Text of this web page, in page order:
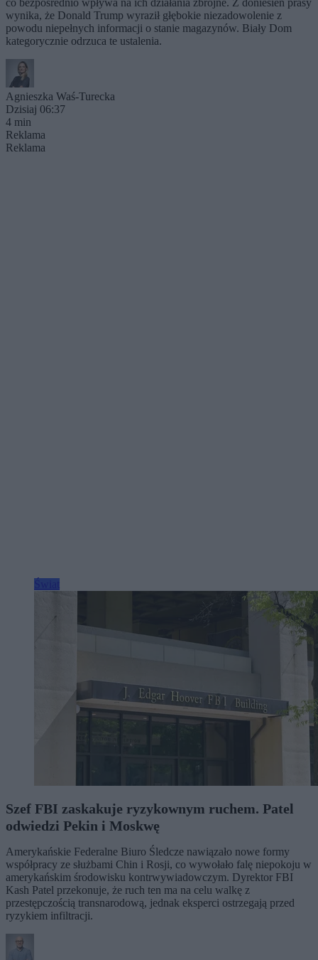
co bezpośrednio wpływa na ich działania zbrojne. Z doniesień prasy
wynika, że Donald Trump wyraził głębokie niezadowolenie z
powodu niepełnych informacji o stanie magazynów. Biały Dom
kategorycznie odrzuca te ustalenia.
Agnieszka Waś-Turecka
Dzisiaj 06:37
4 min
Reklama
Reklama
Szef FBI zaskakuje ryzykownym ruchem. Patel
odwiedzi Pekin i Moskwę
Amerykańskie Federalne Biuro Śledcze nawiązało nowe formy
współpracy ze służbami Chin i Rosji, co wywołało falę niepokoju w
amerykańskim środowisku kontrwywiadowczym. Dyrektor FBI
Kash Patel przekonuje, że ruch ten ma na celu walkę z
przestępczością transnarodową, jednak eksperci ostrzegają przed
ryzykiem infiltracji.